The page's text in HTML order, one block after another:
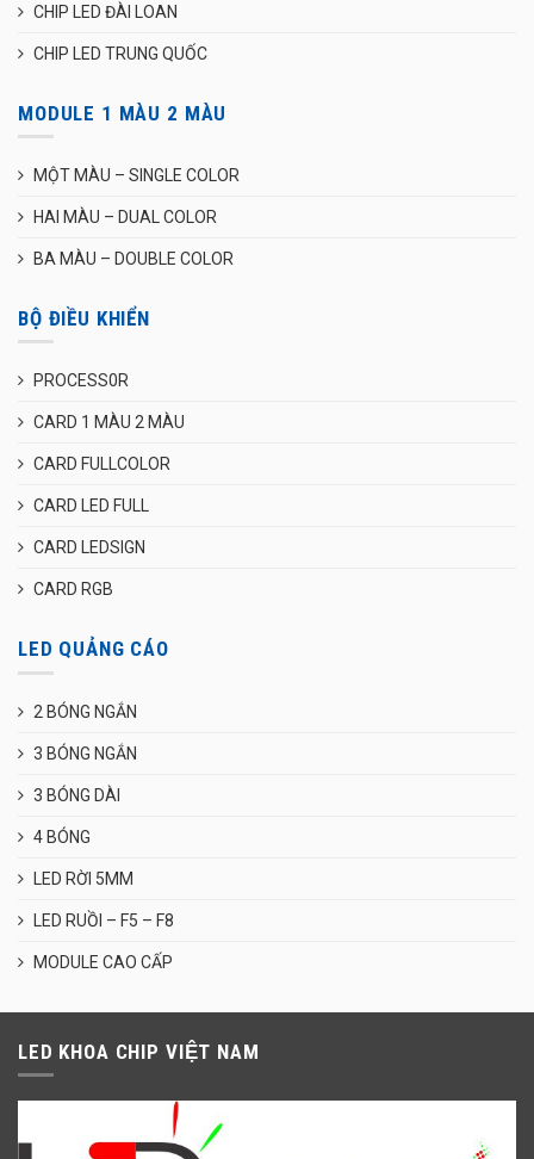
CHIP LED ĐÀI LOAN
CHIP LED TRUNG QUỐC
MODULE 1 MÀU 2 MÀU
MỘT MÀU – SINGLE COLOR
HAI MÀU – DUAL COLOR
BA MÀU – DOUBLE COLOR
BỘ ĐIỀU KHIỂN
PROCESS0R
CARD 1 MÀU 2 MÀU
CARD FULLCOLOR
CARD LED FULL
CARD LEDSIGN
CARD RGB
LED QUẢNG CÁO
2 BÓNG NGẮN
3 BÓNG NGẮN
3 BÓNG DÀI
4 BÓNG
LED RỜI 5MM
LED RUỒI – F5 – F8
MODULE CAO CẤP
LED KHOA CHIP VIỆT NAM